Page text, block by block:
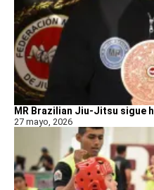
MR Brazilian Jiu-Jitsu sigue
27 mayo, 2026